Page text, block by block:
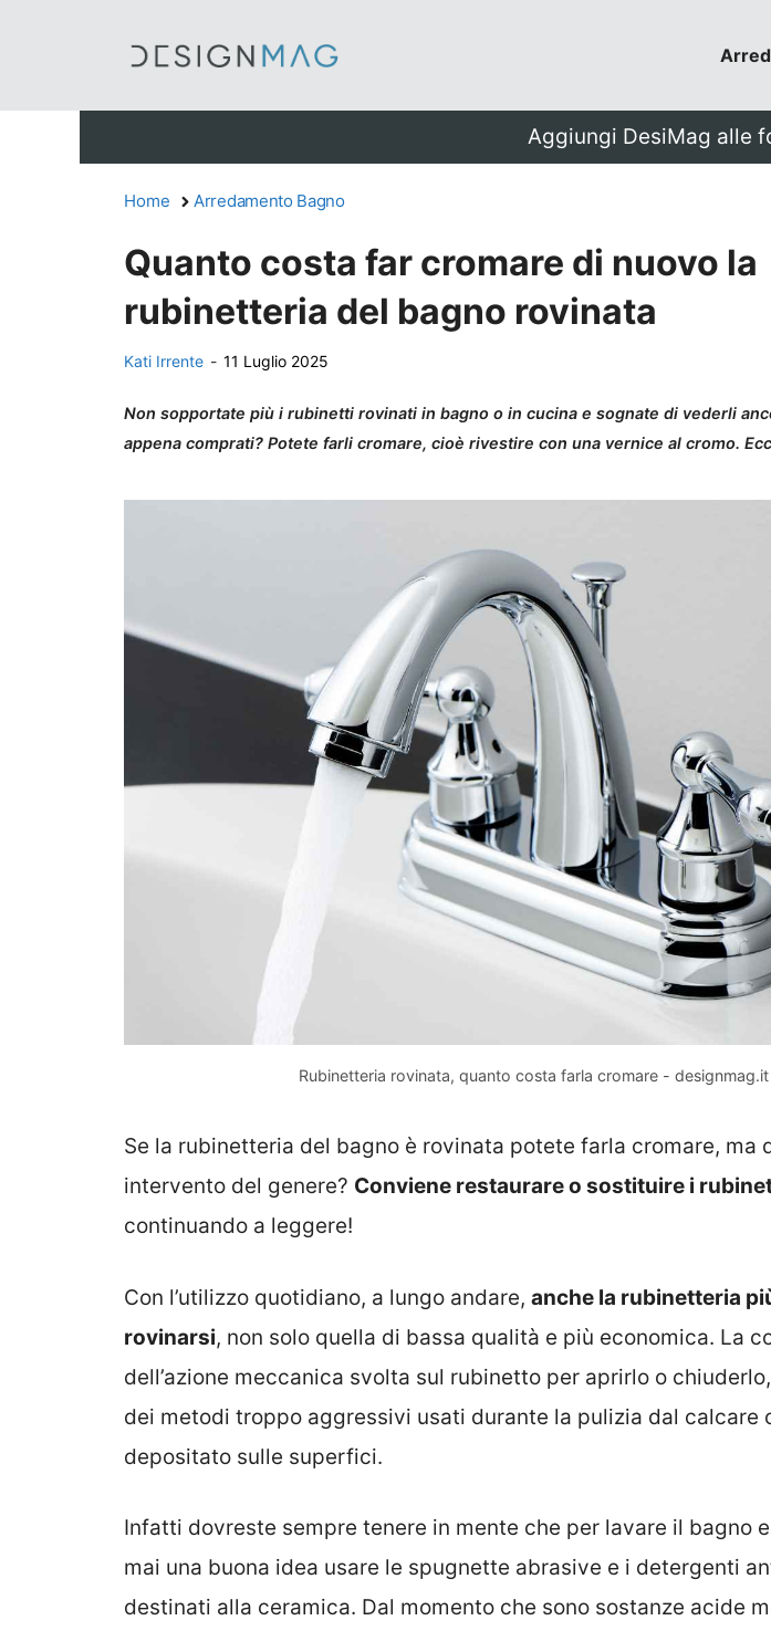
Aggiungi DesiMag alle
Home Arredamento Bagno
Quanto costa far cromare di nuovo la
rubinetteria del bagno rovinata
Kati Irrente - 11 Luglio 2025
Non sopportate più i rubinetti rovinati in bagno o in cucina e sognate di vederli
appena comprati? Potete farli cromare, cioè rivestire con una vernice al cromo.
Rubinetteria rovinata, quanto costa farla cromare - designmag.it
Se la rubinetteria del bagno è rovinata potete farla cromare, ma
intervento del genere? Conviene restaurare o sostituire i
continuando a leggere!
Con l’utilizzo quotidiano, a lungo andare, anche la rubinetteria
rovinarsi, non solo quella di bassa qualità e più economica. La
dell’azione meccanica svolta sul rubinetto per aprirlo o
dei metodi troppo aggressivi usati durante la pulizia dal calcare
depositato sulle superfici.
Infatti dovreste sempre tenere in mente che per lavare il bagno
mai una buona idea usare le spugnette abrasive e i detergenti
destinati alla ceramica. Dal momento che sono sostanze acide